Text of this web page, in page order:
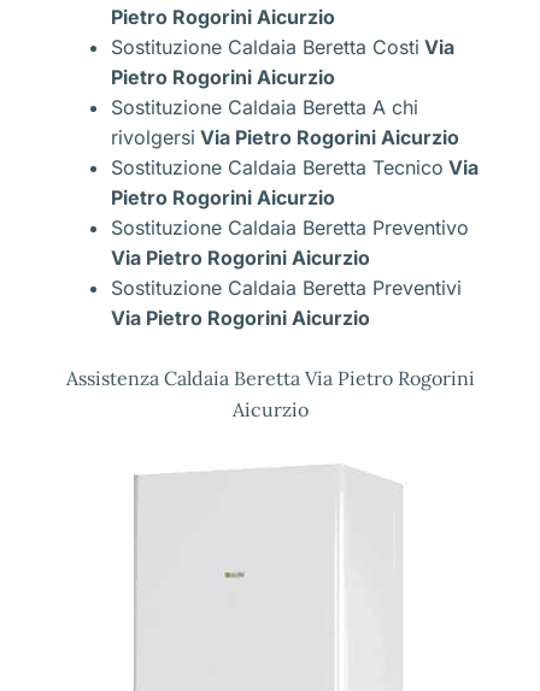
Pietro Rogorini Aicurzio
Sostituzione Caldaia Beretta Costi Via
Pietro Rogorini Aicurzio
Sostituzione Caldaia Beretta A chi
rivolgersi Via Pietro Rogorini Aicurzio
Sostituzione Caldaia Beretta Tecnico Via
Pietro Rogorini Aicurzio
Sostituzione Caldaia Beretta Preventivo
Via Pietro Rogorini Aicurzio
Sostituzione Caldaia Beretta Preventivi
Via Pietro Rogorini Aicurzio
Assistenza Caldaia Beretta Via Pietro Rogorini
Aicurzio